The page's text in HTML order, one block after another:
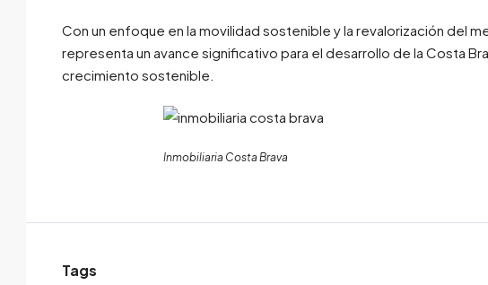
Con un enfoque en la movilidad sostenible y la revalorización del
representa un avance significativo para el desarrollo de la Costa
crecimiento sostenible.
Inmobiliaria Costa Brava
Tags